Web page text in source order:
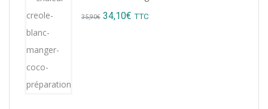
35,90€ Original
34,10€ Current
TTC